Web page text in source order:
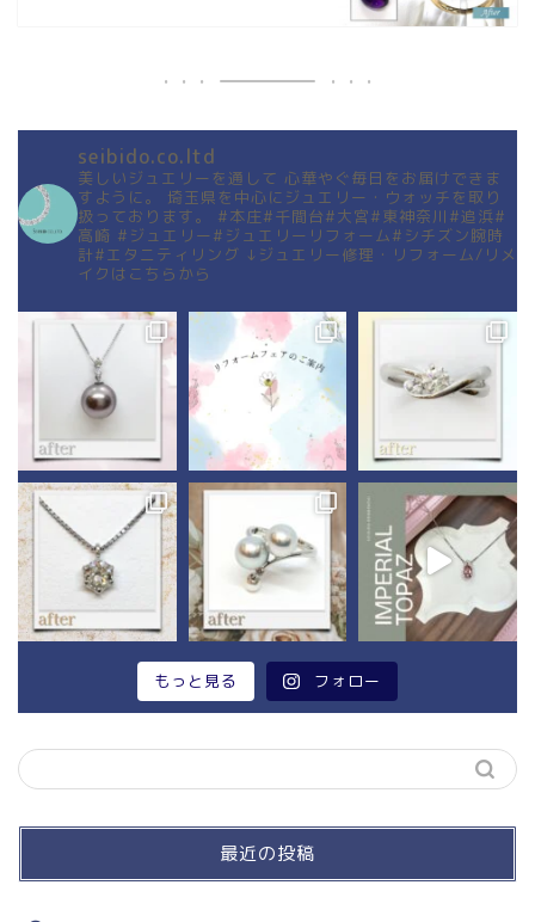
seibido.co.ltd
美しいジュエリーを通して 心華やぐ毎日をお届けできま
すように。
埼玉県を中心にジュエリー・ウォッチを取り
扱っております。
#本庄#千間台#大宮#東神奈川#追浜#
高崎 #ジュエリー#ジュエリーリフォーム#シチズン腕時
計#エタニティリング ↓ジュエリー修理・リフォーム/リメ
イクはこちらから
もっと見る フォロー
最近の投稿